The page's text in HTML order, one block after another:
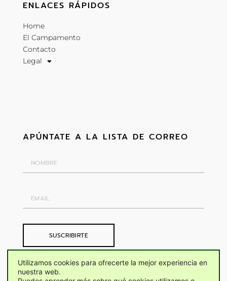
ENLACES RÁPIDOS
Home
El Campamento
Contacto
Legal
APÚNTATE A LA LISTA DE CORREO
SUSCRIBIRTE
Utilizamos cookies para ofrecerte la mejor experiencia en
nuestra web.